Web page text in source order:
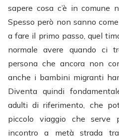
sapere cosa c’è in comune
Spesso però non sanno
a fare il primo passo, quel
normale avere quando ci
persona che ancora non
anche i bambini migranti
Diventa quindi
adulti di riferimento, che
piccolo viaggio che serve
incontro a metà strada